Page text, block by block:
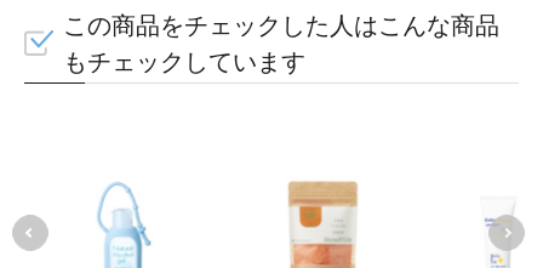
「ケストース」は、
ぎ、アスパラガスなど身近
豊富な糖質です。カロリー控
この商品をチェックした人はこんな商品
もチェックしています